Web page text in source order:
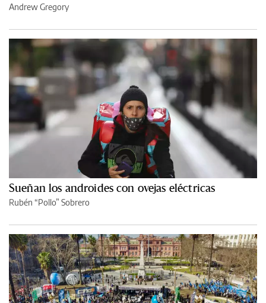
Andrew Gregory
Sueñan los androides con ovejas eléctricas
Rubén “Pollo” Sobrero